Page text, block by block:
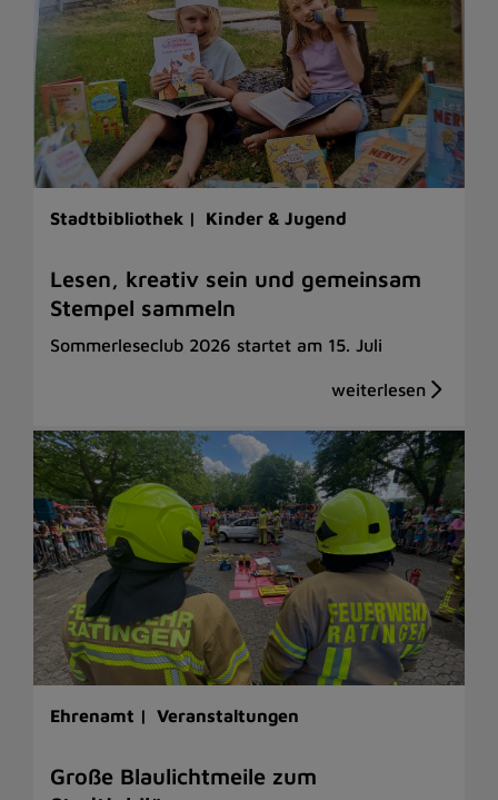
Stadtbibliothek | Kinder & Jugend
Lesen, kreativ sein und gemeinsam
Stempel sammeln
Sommerleseclub 2026 startet am 15. Juli
Ehrenamt | Veranstaltungen
Große Blaulichtmeile zum